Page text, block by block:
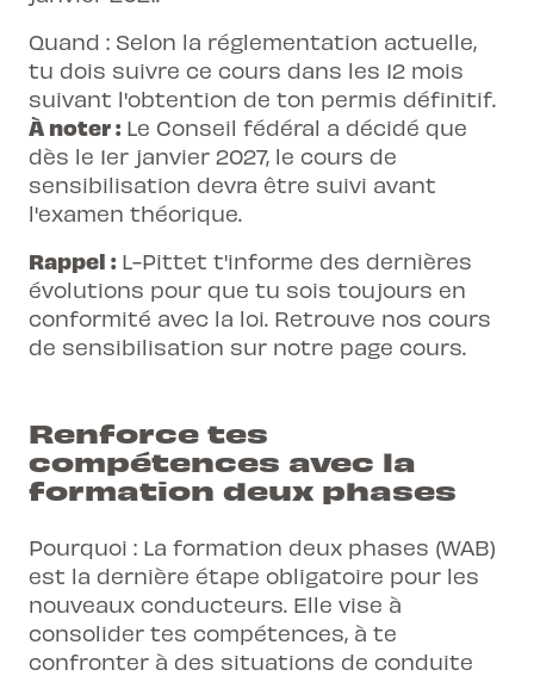
Quand : Selon la réglementation actuelle,
tu dois suivre ce cours dans les 12 mois
suivant l'obtention de ton permis définitif.
À noter : Le Conseil fédéral a décidé que
dès le 1er janvier 2027, le cours de
sensibilisation devra être suivi avant
l'examen théorique.
Rappel : L-Pittet t'informe des dernières
évolutions pour que tu sois toujours en
conformité avec la loi. Retrouve nos cours
de sensibilisation sur notre page cours.
Renforce tes
compétences avec la
formation deux phases
Pourquoi : La formation deux phases (WAB)
est la dernière étape obligatoire pour les
nouveaux conducteurs. Elle vise à
consolider tes compétences, à te
confronter à des situations de conduite